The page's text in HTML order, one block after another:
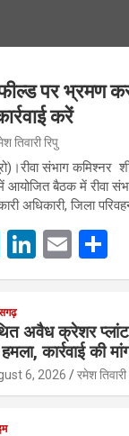
पर भ्रमण
करें
तिवारी रिपु
संभाग कमिश्नर
आयोजित बैठक में रीवा
अधिकारी, जिला
T
wi
tt
er
Li
n
dI
n
E
m h
e
अवैध क्रेशर
कार्रवाई की
6, 2026 रमेश तिवारी